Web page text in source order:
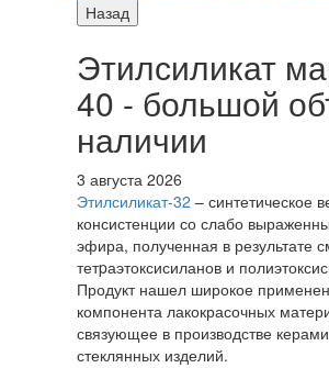
Назад
Этилсиликат
40 - большой
наличии
3 августа 2026
Этилсиликат-32 – синтетическое
консистенции со слабо
эфира, полученная в результате
тетpаэтоксисиланов и
Продукт нашел широкое
компонента лакокрасочных
связующее в производстве
стеклянных изделий.